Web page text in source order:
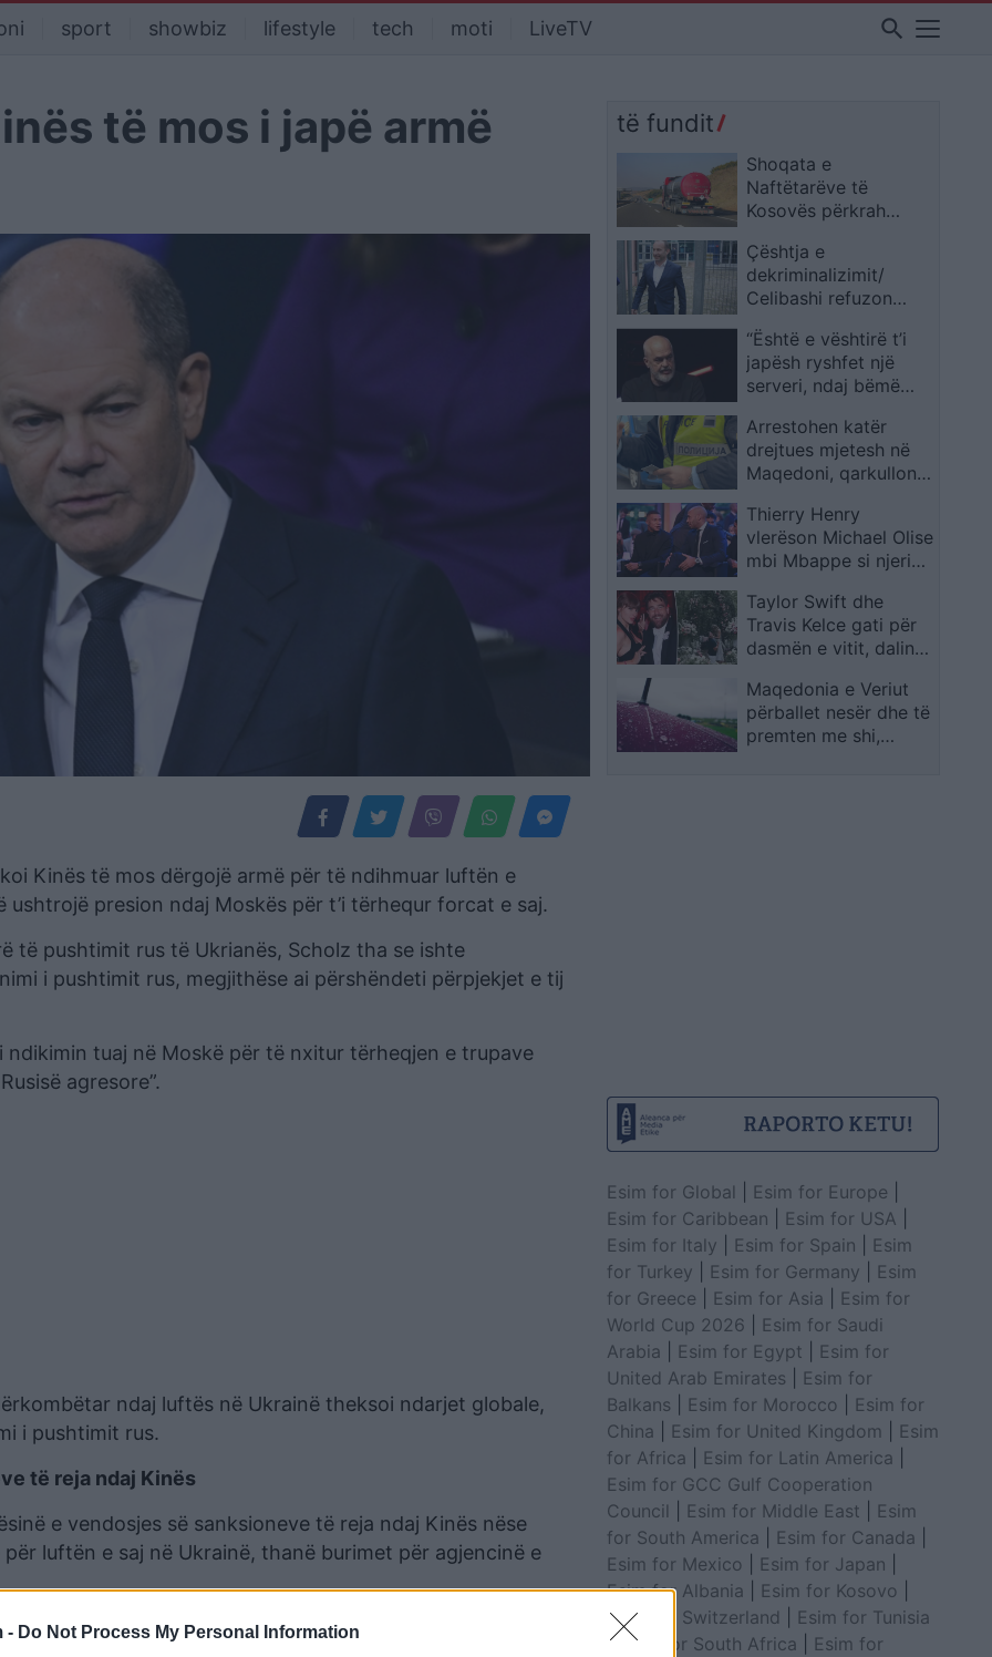
- Do Not Process My Personal Information
sport showbiz lifestyle tech moti LiveTV search
të mos i japë armë
Kinës të mos dërgojë armë për të ndihmuar luftën e
presion ndaj Moskës për t’i tërhequr forcat e saj.
të pushtimit rus të Ukrianës, Scholz tha se ishte
i pushtimit rus, megjithëse ai përshëndeti përpjekjet e tij
tuaj në Moskë për të nxitur tërheqjen e trupave
agresore”.
ndaj luftës në Ukrainë theksoi ndarjet globale,
i pushtimit rus.
të reja ndaj Kinës
e vendosjes së sanksioneve të reja ndaj Kinës nëse
luftën e saj në Ukrainë, thanë burimet për agjencinë e
synojnë të mbledhin mbështetje nga një sërë
të koordinuar mbështetjen për çdo kufizim të mundshëm.
të fundit
Shoqata e
Naftëtarëve të
Kosovës përkrah
që sektori të mos
trajtohet në mënyrë të
përgjithësuar
Çështja e
dekriminalizimit/
Celibashi refuzon
kryebashkiakut të
Kuçovës, Kreshnik
Hajdari
“Është e vështirë t’i
japësh ryshfet një
serveri, ndaj bëmë
qeverisë”/ Rama nga
Gjermania: Askund ky
transformim nuk është
Arrestohen katër
drejtues mjetesh në
Maqedoni, qarkullonin
vlefshme
Thierry Henry
vlerëson Michael Olise
mbi Mbappe si njeriun
Taylor Swift dhe
Travis Kelce gati për
dasmën e vitit, dalin
Maqedonia e Veriut
përballet nesër dhe të
premten me shi,
Esim for Global Esim for Europe
Esim for Caribbean
Esim for USA
Esim for Italy
Esim for Spain
Esim
for Turkey
Esim for Germany
Esim
for Greece
Esim for Asia
Esim for
World Cup 2026
Esim for Saudi
Arabia
Esim for Egypt
Esim for
United Arab Emirates
Esim for
Balkans
Esim for Morocco
Esim for
China
Esim for United Kingdom
Esim
for Africa
Esim for Latin America
Esim for GCC Gulf Cooperation
Council
Esim for Middle East
Esim
for South America
Esim for Canada
Esim for Mexico
Esim for Japan
Esim for Albania
Esim for Kosovo
Esim for Switzerland
Esim for Tunisia
| Esim for South Africa
Esim for